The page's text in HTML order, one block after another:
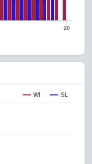
20
WI SL